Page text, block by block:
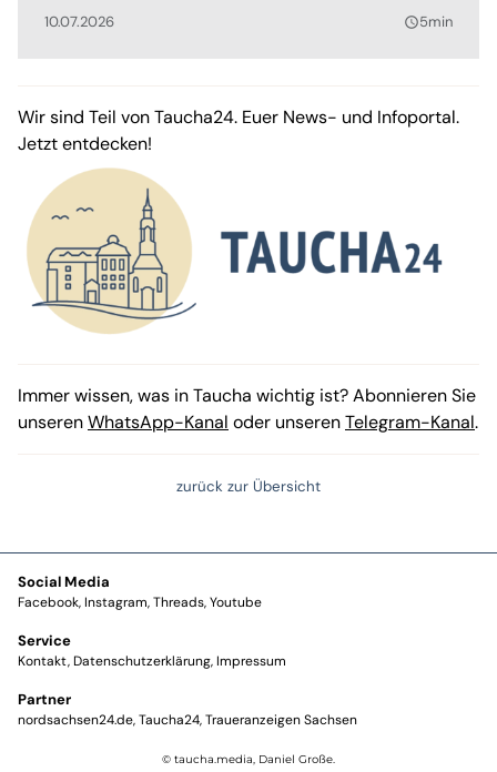
10.07.2026 query_builder5min
Wir sind Teil von Taucha24. Euer News- und Infoportal.
Jetzt entdecken!
Immer wissen, was in Taucha wichtig ist? Abonnieren Sie
unserenWhatsApp-Kanal oder unserenTelegram-Kanal.
zurück zur Übersicht
Social Media
Facebook Instagram Threads Youtube
Service
Kontakt Datenschutzerklärung Impressum
Partner
nordsachsen24.de Taucha24 Traueranzeigen Sachsen
© taucha.media, Daniel Große.